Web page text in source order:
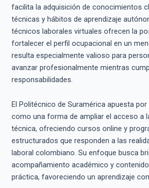
facilita la adquisición de conocimientos
técnicas y hábitos de aprendizaje
técnicos laborales virtuales ofrecen la
fortalecer el perfil ocupacional en un
resulta especialmente valioso para
avanzar profesionalmente mientras
responsabilidades.
El Politécnico de Suramérica apuesta
como una forma de ampliar el acceso a
técnica, ofreciendo cursos online y
estructurados que responden a las
laboral colombiano. Su enfoque busca
acompañamiento académico y
práctica, favoreciendo un aprendizaje